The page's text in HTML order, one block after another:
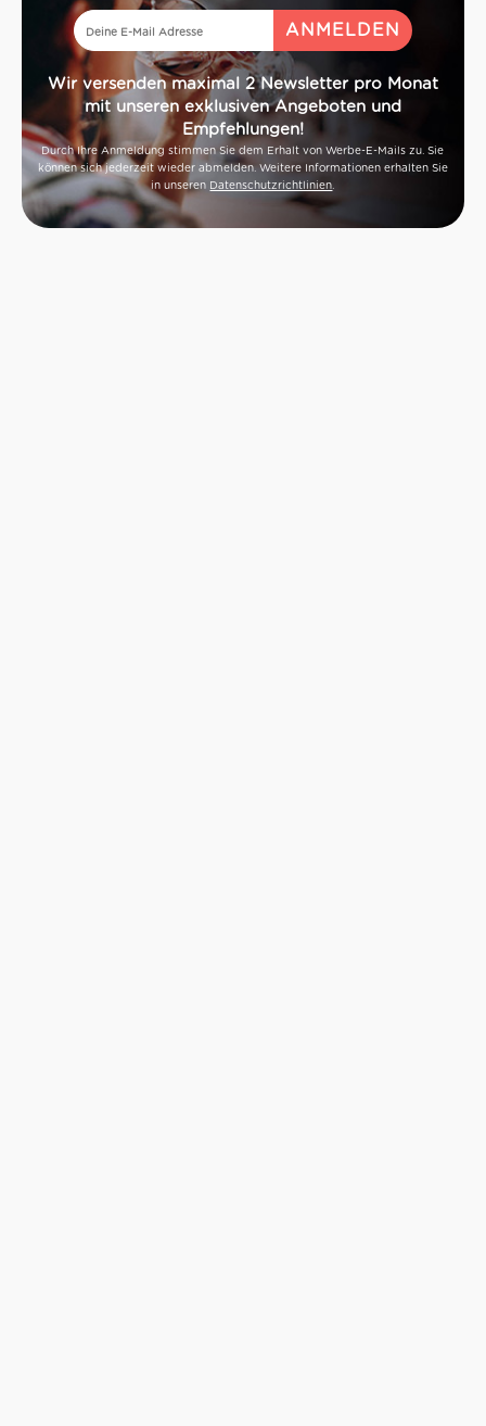
Wir versenden maximal 2 Newsletter pro Monat
mit unseren exklusiven Angeboten und
Empfehlungen!
Durch Ihre Anmeldung stimmen Sie dem Erhalt von Werbe-E-Mails zu. Sie
können sich jederzeit wieder abmelden. Weitere Informationen erhalten Sie
in unseren Datenschutzrichtlinien